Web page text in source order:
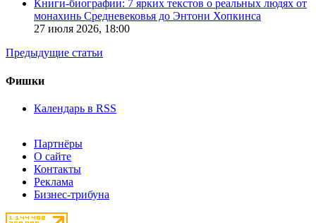
Книги-биографии: 7 ярких текстов о реальных людях от
монахинь Средневековья до Энтони Хопкинса
27 июля 2026, 18:00
Предыдущие статьи
Фишки
Календарь в RSS
Партнёры
О сайте
Контакты
Реклама
Бизнес-трибуна